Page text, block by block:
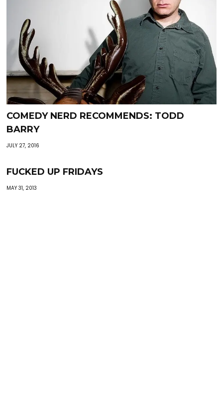
COMEDY NERD RECOMMENDS: TODD
BARRY
JULY 27, 2016
FUCKED UP FRIDAYS
MAY 31, 2013